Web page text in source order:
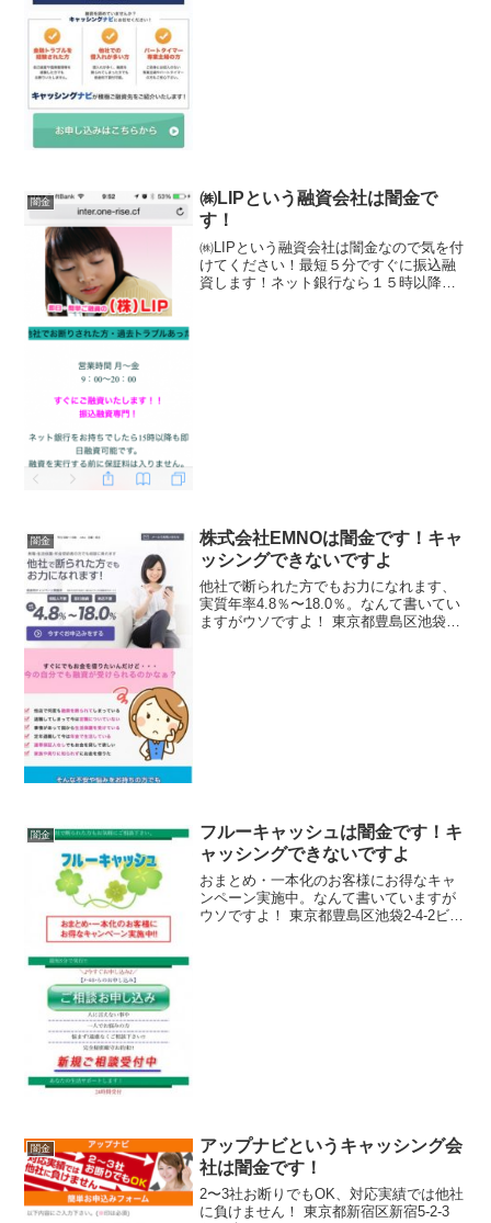
闇金
㈱LIPという融資会社は闇金で
す！
㈱LIPという融資会社は闇金なので気を付
けてください！最短５分ですぐに振込融
資します！ネット銀行なら１５時以降も
闇金
株式会社EMNOは闇金です！キャ
ッシングできないですよ
他社で断られた方でもお力になれます、
実質年率4.8％〜18.0％。なんて書いてい
ますがウソですよ！ 東京都豊島区池袋2-
闇金
フルーキャッシュは闇金です！キ
ャッシングできないですよ
おまとめ・一本化のお客様にお得なキャ
ンペーン実施中。なんて書いていますが
ウソですよ！ 東京都豊島区池袋2-4-2ビラ
闇金
アップナビというキャッシング会
社は闇金です！
2〜3社お断りでもOK、対応実績では他社
に負けません！ 東京都新宿区新宿5-2-3